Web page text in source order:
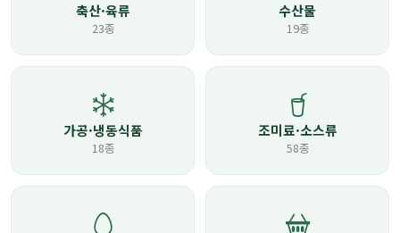
축산·육류
23종
수산물
19종
가공·냉동식품
18종
조미료·소스류
58종